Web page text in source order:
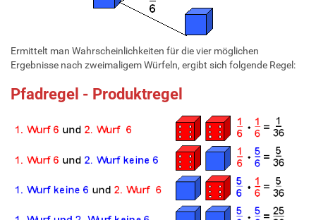
Ermittelt man Wahrscheinlichkeiten für die vier möglichen
Ergebnisse nach zweimaligem Würfeln, ergibt sich folgende Regel:
Pfadregel - Produktregel